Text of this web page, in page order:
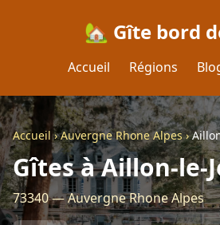
🏡 Gîte bord
Accueil Régions
Accueil›Auvergne Rhone Alpes›
Gîtes à Aillon-le-
73340 — Auvergne Rhone Alpes